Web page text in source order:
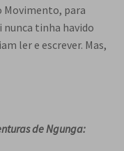
Movimento, para
tinha havido
ler e escrever. Mas,
de Ngunga: